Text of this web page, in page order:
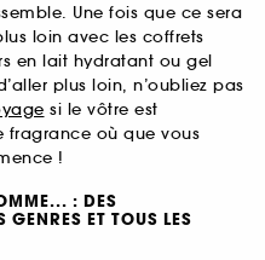
Une fois que ce sera
loin avec les coffrets
en lait hydratant ou gel
plus loin, n’oubliez pas
si le vôtre est
fragrance où que vous
!
: DES
ET TOUS LES